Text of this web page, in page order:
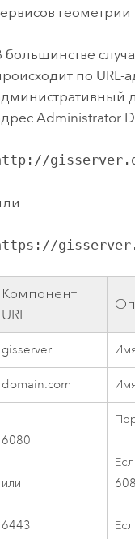
большинстве
по
Administrator
Компонент
URL
gisserver
domain.com
6080
или
6443